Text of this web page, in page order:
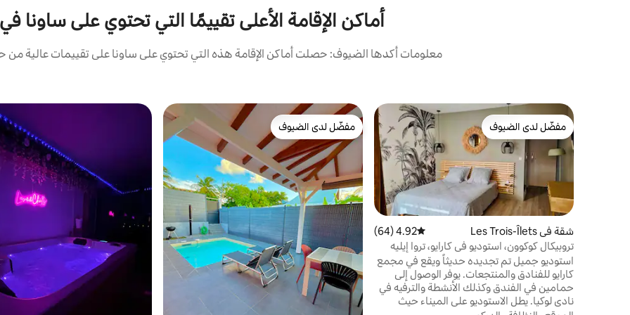
أماكن الإقامة الأعلى تقييمًا التي تحتوي على ساونا
معلومات أكدها الضيوف: حصلت أماكن الإقامة هذه التي تحتوي على ساونا على تقييمات عالية من
مفضّل لدى الضيوف
مفضّل لدى الضيوف
شقة في Les Trois-Îlets متوسط التقييم 4.92 من 5، 64 مراجعات
4.92 (64)
تروبيكال كوكوون، استوديو في كارايو، تروا إيليه
استوديو جميل تم تجديده حديثاً ويقع في مجمع
كارايو للفنادق والمنتجعات. يوفر الوصول إلى
حمامين في الفندق وكذلك الأنشطة والترفيه في
نادي لوكيا. يطل الاستوديو على الميناء حيث
مفضّل لدى الضيوف
مفضّل لدى الضيوف